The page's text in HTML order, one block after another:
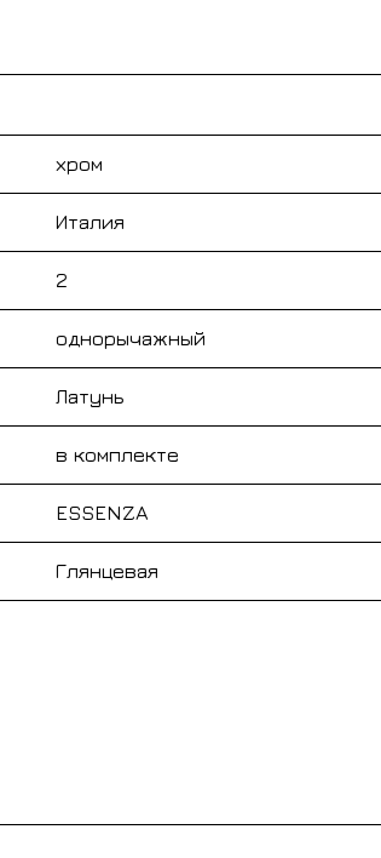
хром
Италия
2
однорычажный
Латунь
в комплекте
ESSENZA
Глянцевая